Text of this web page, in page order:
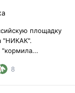
площадку
"НИКАК".
"кормила...
8